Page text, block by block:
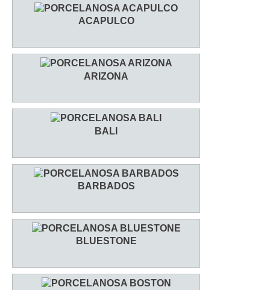
ACAPULCO
ARIZONA
BALI
BARBADOS
BLUESTONE